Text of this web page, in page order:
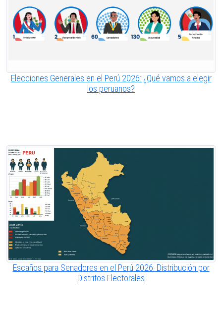
Elecciones Generales en el Perú 2026: ¿Qué vamos a elegir
los peruanos?
Escaños para Senadores en el Perú 2026: Distribución por
Distritos Electorales